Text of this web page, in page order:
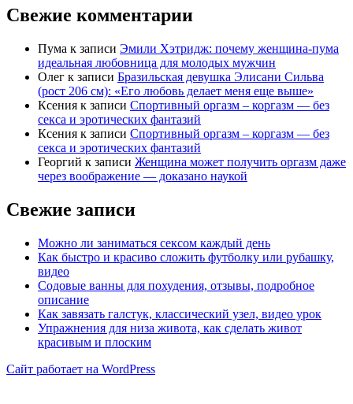
Свежие комментарии
Пума к записи Эмили Хэтридж: почему женщина-пума
идеальная любовница для молодых мужчин
Олег к записи Бразильская девушка Элисани Сильва
(рост 206 см): «Его любовь делает меня еще выше»
Ксения к записи Спортивный оргазм – коргазм — без
секса и эротических фантазий
Ксения к записи Спортивный оргазм – коргазм — без
секса и эротических фантазий
Георгий к записи Женщина может получить оргазм даже
через воображение — доказано наукой
Свежие записи
Можно ли заниматься сексом каждый день
Как быстро и красиво сложить футболку или рубашку,
видео
Содовые ванны для похудения, отзывы, подробное
описание
Как завязать галстук, классический узел, видео урок
Упражнения для низа живота, как сделать живот
красивым и плоским
Сайт работает на WordPress